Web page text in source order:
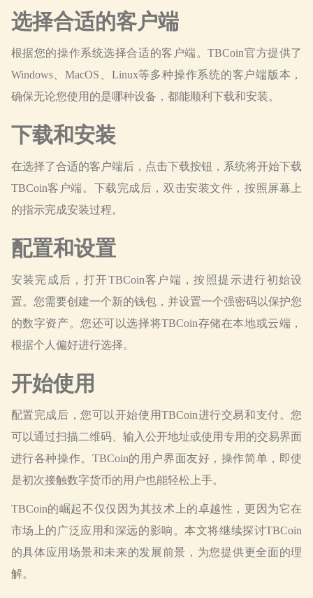
选择合适的客户端
根据您的操作系统选择合适的客户端。TBCoin官方提供了
Windows、MacOS、Linux等多种操作系统的客户端版本，
确保无论您使用的是哪种设备，都能顺利下载和安装。
下载和安装
在选择了合适的客户端后，点击下载按钮，系统将开始下载
TBCoin客户端。下载完成后，双击安装文件，按照屏幕上
的指示完成安装过程。
配置和设置
安装完成后，打开TBCoin客户端，按照提示进行初始设
置。您需要创建一个新的钱包，并设置一个强密码以保护您
的数字资产。您还可以选择将TBCoin存储在本地或云端，
根据个人偏好进行选择。
开始使用
配置完成后，您可以开始使用TBCoin进行交易和支付。您
可以通过扫描二维码、输入公开地址或使用专用的交易界面
进行各种操作。TBCoin的用户界面友好，操作简单，即使
是初次接触数字货币的用户也能轻松上手。
TBCoin的崛起不仅仅因为其技术上的卓越性，更因为它在
市场上的广泛应用和深远的影响。本文将继续探讨TBCoin
的具体应用场景和未来的发展前景，为您提供更全面的理
解。